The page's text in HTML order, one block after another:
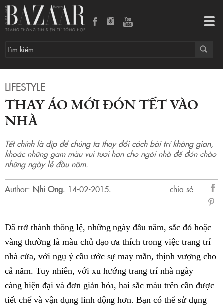
LIFESTYLE
THAY ÁO MỚI ĐÓN TẾT VÀO
NHÀ
Tết chính là dịp để chúng ta thay đổi cách bài trí không gian,
khoác những gam màu vui tươi hơn cho ngôi nhà để đón chào
những ngày lễ đầu năm.
Author: Nhi Ong. 14-02-2015.
chia sẻ
sẻ
Đã trở thành thông lệ, những ngày đầu năm, sắc đỏ hoặc
vàng thường là màu chủ đạo ưa thích trong việc trang trí
nhà cửa, với ngụ ý cầu ước sự may mắn, thịnh vượng cho
cả năm. Tuy nhiên, với xu hướng trang trí nhà ngày
càng hiện đại và đơn giản hóa, hai sắc màu trên cần được
tiết chế và vận dụng linh động hơn. Bạn có thể sử dụng
Thay áo mới đón Tết vào nhà